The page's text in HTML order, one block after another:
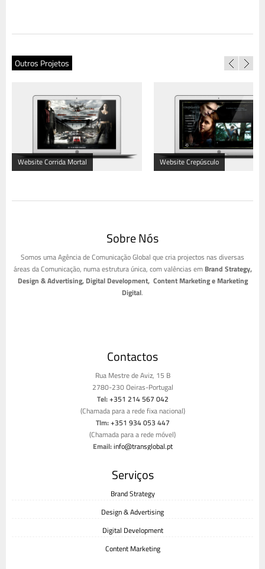
Outros Projetos
Website Corrida Mortal Website Crepúsculo
Sobre Nós
Somos uma Agência de Comunicação Global que cria projectos nas diversas
áreas da Comunicação, numa estrutura única, com valências em Brand Strategy,
Design & Advertising, Digital Development, Content Marketing e Marketing
Digital.
Contactos
Rua Mestre de Aviz, 15 B
2780-230 Oeiras-Portugal
Tel:+351 214 567 042
(Chamada para a rede fixa nacional)
Tlm:+351 934 053 447
(Chamada para a rede móvel)
Email:info@transglobal.pt
Serviços
Brand Strategy
Design & Advertising
Digital Development
Content Marketing